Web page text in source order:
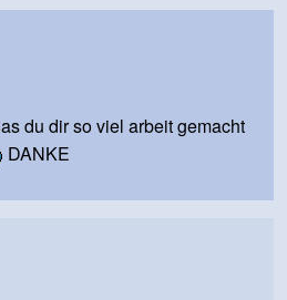
du dir so viel arbeit gemacht
DANKE